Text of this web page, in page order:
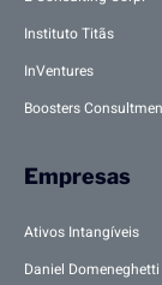
Instituto Titãs
InVentures
Boosters
Empresas
Ativos Intangíveis
Daniel Domeneghetti